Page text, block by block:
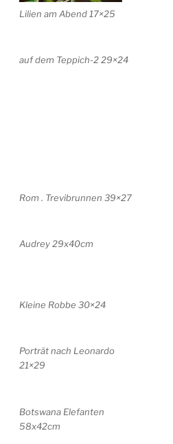
Lilien am Abend 17×25
auf dem Teppich-2 29×24
Rom . Trevibrunnen 39×27
Audrey 29x40cm
Kleine Robbe 30×24
Porträt nach Leonardo
21×29
Botswana Elefanten
58x42cm